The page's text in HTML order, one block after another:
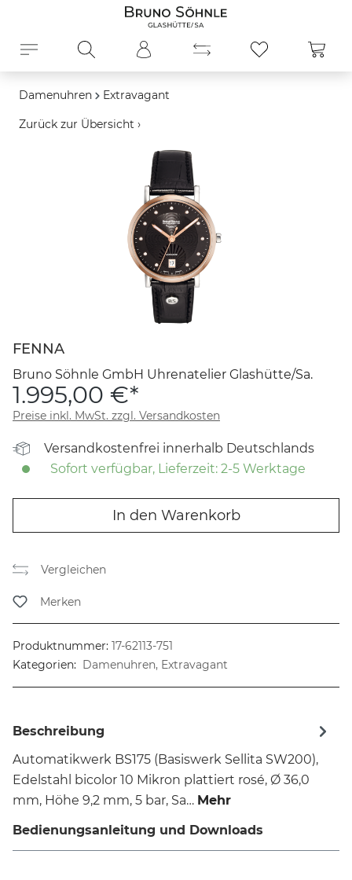
Damenuhren Extravagant
Zurück zur Übersicht ›
Bildergalerie überspringen
FENNA
Bruno Söhnle GmbH Uhrenatelier Glashütte/Sa.
1.995,00 €*
Preise inkl. MwSt. zzgl. Versandkosten
Versandkostenfrei innerhalb Deutschlands
Sofort verfügbar, Lieferzeit: 2-5 Werktage
In den Warenkorb
Vergleichen
Merken
Produktnummer: 17-62113-751
Kategorien: Damenuhren, Extravagant
Beschreibung
Automatikwerk BS175 (Basiswerk Sellita SW200),
Edelstahl bicolor 10 Mikron plattiert rosé, Ø 36,0
mm, Höhe 9,2 mm, 5 bar, Sa… Mehr
Bedienungsanleitung und Downloads